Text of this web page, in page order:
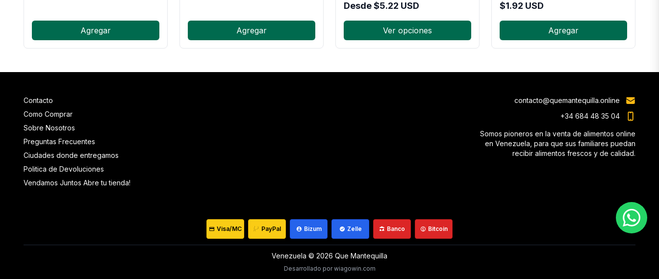
Agregar Agregar
Desde$5.22 USD
Ver opciones
$1.92 USD
Agregar
Contacto
Como Comprar
Sobre Nosotros
Preguntas Frecuentes
Ciudades donde entregamos
Politica de Devoluciones
Vendamos Juntos Abre tu tienda!
contacto@quemantequilla.online
+34 684 48 35 04
Somos pioneros en la venta de alimentos online
en Venezuela, para que sus familiares puedan
recibir alimentos frescos y de calidad.
Visa/MC PayPal Bizum Zelle Banco Bitcoin
Venezuela © 2026 Que Mantequilla
Desarrollado por wiagowin.com